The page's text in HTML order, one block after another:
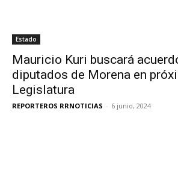
Estado
Mauricio Kuri buscará
diputados de Morena en
Legislatura
REPORTEROS RRNOTICIAS - 6 junio, 2024